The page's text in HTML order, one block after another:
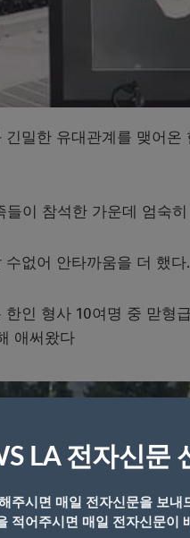
밀한 유대관계를 맺어온
이 참석한 가운데 엄숙
없어 안타까움을 더 했다.
인 형사 10여명 중 맏형
애써왔다
LA 전자신문
주시면 매일 전자신문을 보내
적어주시면 매일 전자신문이